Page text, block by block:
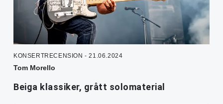
KONSERTRECENSION - 21.06.2024
Tom Morello
Beiga klassiker, grått solomaterial